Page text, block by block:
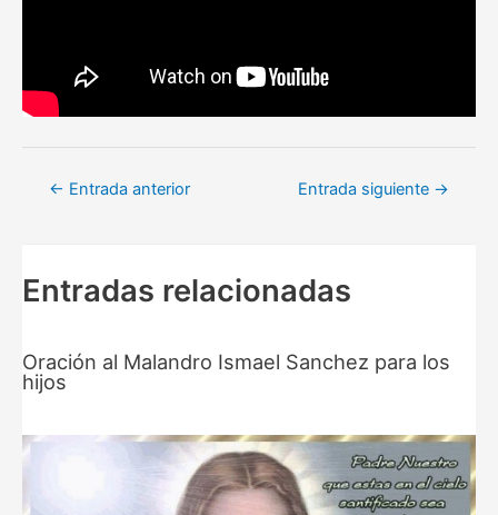
Navegación
← Entrada anterior Entrada siguiente →
Entradas relacionadas
Oración al Malandro Ismael Sanchez para los
hijos